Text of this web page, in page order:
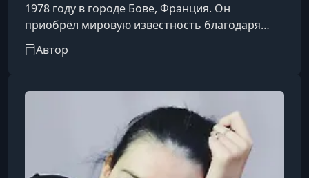
1978 году в городе Бове, Франция. Он
приобрёл мировую известность благодаря
своим инновационным подходам к
кондитерскому искусству, особенно после
гибрида круассана и пончика, который стал
кулинарной сенсацией в 2013 году.
Автор